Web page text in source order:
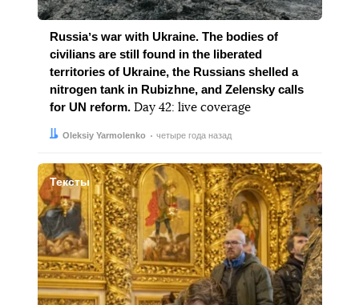
Russiaʼs war with Ukraine. The bodies of
civilians are still found in the liberated
territories of Ukraine, the Russians shelled a
nitrogen tank in Rubizhne, and Zelensky calls
for UN reform. Day 42: live coverage
Автор:
Oleksiy Yarmolenko
Дата: четыре года назад
Тексты